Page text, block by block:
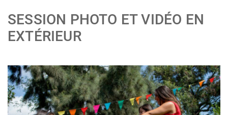
SESSION PHOTO ET VIDÉO EN
EXTÉRIEUR
;